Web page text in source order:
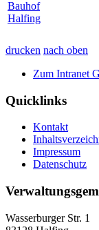
Bauhof
Halfing
drucken nach oben
Zum Intranet
Quicklinks
Kontakt
Impressum
Datenschutz
Wasserburger Str. 1